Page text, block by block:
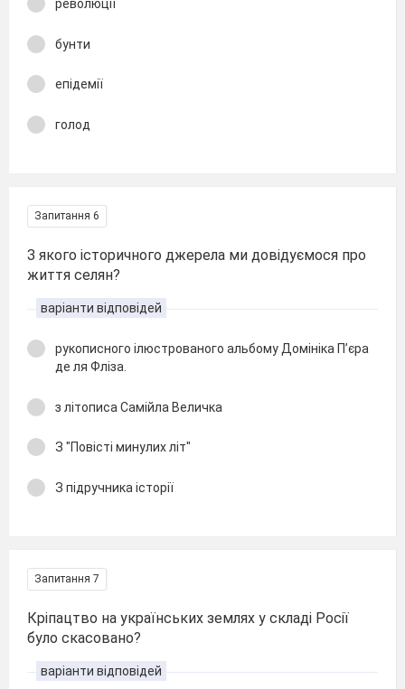
революції
бунти
епідемії
голод
Запитання 6
З якого історичного джерела ми довідуємося про
життя селян?
варіанти відповідей
рукописного ілюстрованого альбому Домініка П’єра
де ля Фліза.
з літописа Самійла Величка
З "Повісті минулих літ"
З підручника історії
Запитання 7
Кріпацтво на українських землях у складі Росії
було скасовано?
варіанти відповідей